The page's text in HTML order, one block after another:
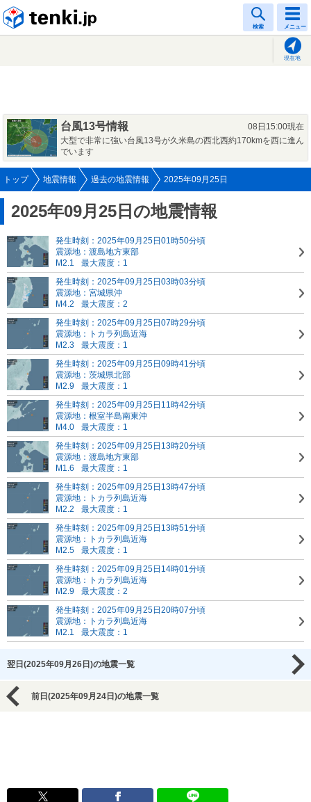
検索 メニュー
現在地
台風13号情報
08日15:00現在
大型で非常に強い台風13号が久米島の西北西約170kmを西に進ん
でいます
トップ 地震情報 過去の地震情報 2025年09月25日
2025年09月25日の地震情報
発生時刻：2025年09月25日01時50分頃
震源地：渡島地方東部
M2.1
最大震度：1
発生時刻：2025年09月25日03時03分頃
震源地：宮城県沖
M4.2
最大震度：2
発生時刻：2025年09月25日07時29分頃
震源地：トカラ列島近海
M2.3
最大震度：1
発生時刻：2025年09月25日09時41分頃
震源地：茨城県北部
M2.9
最大震度：1
発生時刻：2025年09月25日11時42分頃
震源地：根室半島南東沖
M4.0
最大震度：1
発生時刻：2025年09月25日13時20分頃
震源地：渡島地方東部
M1.6
最大震度：1
発生時刻：2025年09月25日13時47分頃
震源地：トカラ列島近海
M2.2
最大震度：1
発生時刻：2025年09月25日13時51分頃
震源地：トカラ列島近海
M2.5
最大震度：1
発生時刻：2025年09月25日14時01分頃
震源地：トカラ列島近海
M2.9
最大震度：2
発生時刻：2025年09月25日20時07分頃
震源地：トカラ列島近海
M2.1
最大震度：1
翌日(2025年09月26日)の地震一覧
前日(2025年09月24日)の地震一覧